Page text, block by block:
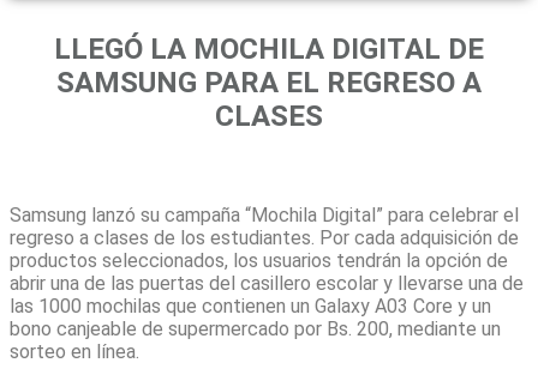
LLEGÓ LA MOCHILA DIGITAL DE
SAMSUNG PARA EL REGRESO A
CLASES
Samsung lanzó su campaña “Mochila Digital” para celebrar el
regreso a clases de los estudiantes. Por cada adquisición de
productos seleccionados, los usuarios tendrán la opción de
abrir una de las puertas del casillero escolar y llevarse una de
las 1000 mochilas que contienen un Galaxy A03 Core y un
bono canjeable de supermercado por Bs. 200, mediante un
sorteo en línea.